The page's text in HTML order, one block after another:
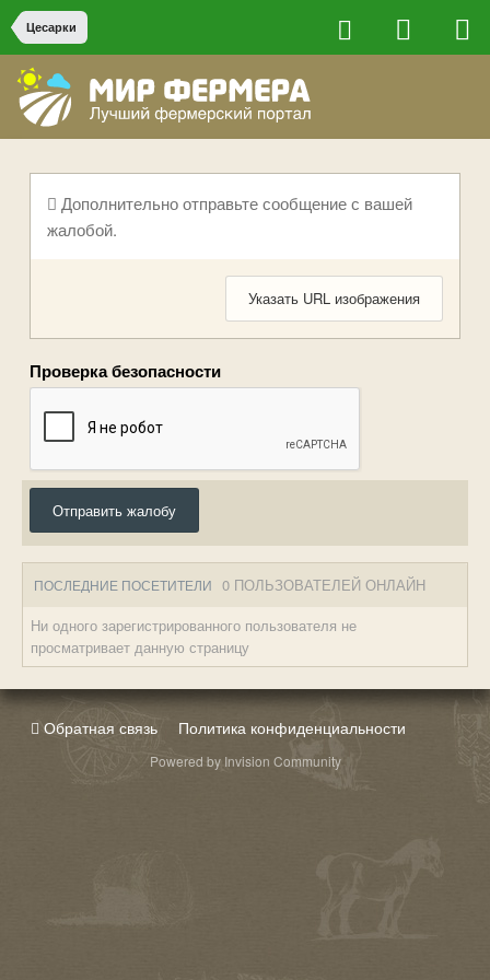
Цесарки
Дополнительно отправьте сообщение с вашей
жалобой.
Указать URL изображения
Проверка безопасности
Отправить жалобу
ПОСЛЕДНИЕ ПОСЕТИТЕЛИ 0 ПОЛЬЗОВАТЕЛЕЙ ОНЛАЙН
Ни одного зарегистрированного пользователя не
просматривает данную страницу
Обратная связь Политика конфиденциальности
Powered by Invision Community